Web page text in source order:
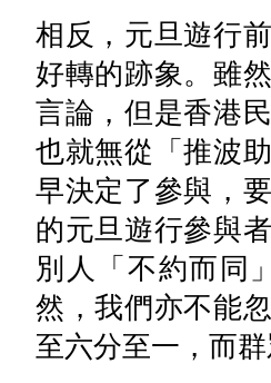
相反，元旦遊行
好轉的跡象。雖
言論，但是香港
也就無從「推波
早決定了參與，
的元旦遊行參與
別人「不約而同
然，我們亦不能
至六分至一，而